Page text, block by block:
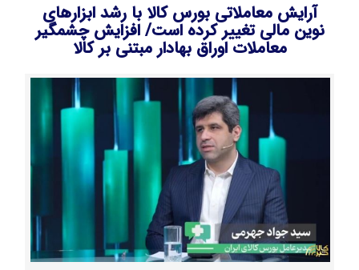
آرایش معاملاتی بورس کالا با رشد ابزارهای
نوین مالی تغییر کرده است/ افزایش چشمگیر
معاملات اوراق بهادار مبتنی بر کالا